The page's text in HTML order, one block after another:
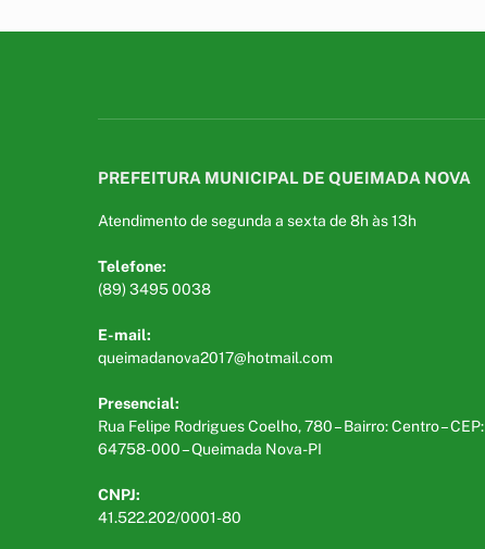
PREFEITURA MUNICIPAL DE QUEIMADA NOVA
Atendimento de segunda a sexta de 8h às 13h
Telefone:
(89) 3495 0038
E-mail:
queimadanova2017@hotmail.com
Presencial:
Rua Felipe Rodrigues Coelho, 780 – Bairro: Centro – CEP:
64758-000 – Queimada Nova-PI
CNPJ:
41.522.202/0001-80